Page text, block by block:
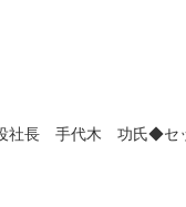
社長 手代木 功氏◆セ